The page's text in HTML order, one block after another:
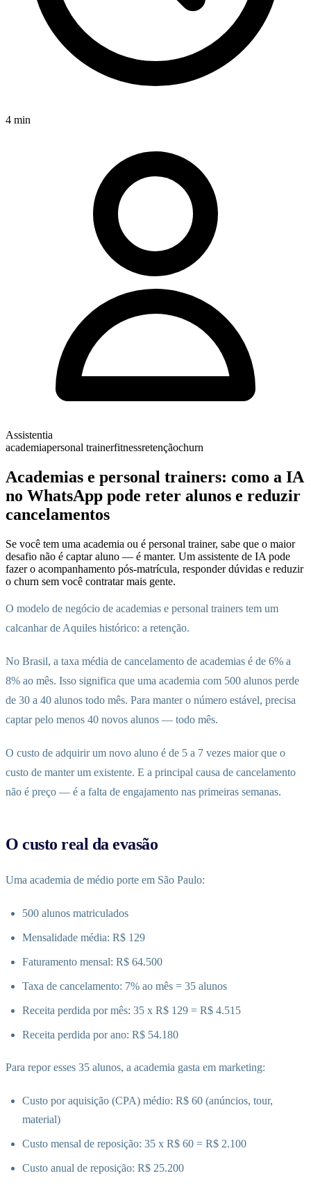
4 min
Assistentia
academiapersonal trainerfitnessretençãochurn
Academias e personal trainers: como a IA
no WhatsApp pode reter alunos e reduzir
cancelamentos
Se você tem uma academia ou é personal trainer, sabe que o maior
desafio não é captar aluno — é manter. Um assistente de IA pode
fazer o acompanhamento pós-matrícula, responder dúvidas e reduzir
o churn sem você contratar mais gente.
O modelo de negócio de academias e personal trainers tem um
calcanhar de Aquiles histórico: a retenção.
No Brasil, a taxa média de cancelamento de academias é de 6% a
8% ao mês. Isso significa que uma academia com 500 alunos perde
de 30 a 40 alunos todo mês. Para manter o número estável, precisa
captar pelo menos 40 novos alunos — todo mês.
O custo de adquirir um novo aluno é de 5 a 7 vezes maior que o
custo de manter um existente. E a principal causa de cancelamento
não é preço — é a falta de engajamento nas primeiras semanas.
O custo real da evasão
Uma academia de médio porte em São Paulo:
500 alunos matriculados
Mensalidade média: R$ 129
Faturamento mensal: R$ 64.500
Taxa de cancelamento: 7% ao mês = 35 alunos
Receita perdida por mês: 35 x R$ 129 = R$ 4.515
Receita perdida por ano: R$ 54.180
Para repor esses 35 alunos, a academia gasta em marketing:
Custo por aquisição (CPA) médio: R$ 60 (anúncios, tour,
material)
Custo mensal de reposição: 35 x R$ 60 = R$ 2.100
Custo anual de reposição: R$ 25.200